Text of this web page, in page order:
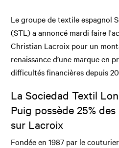
Le groupe de textile espagnol
(STL) a annoncé mardi faire
Christian Lacroix pour un
renaissance d’une marque en
difficultés financières depuis
La Sociedad Textil
Puig possède 25%
sur Lacroix
Fondée en 1987 par le